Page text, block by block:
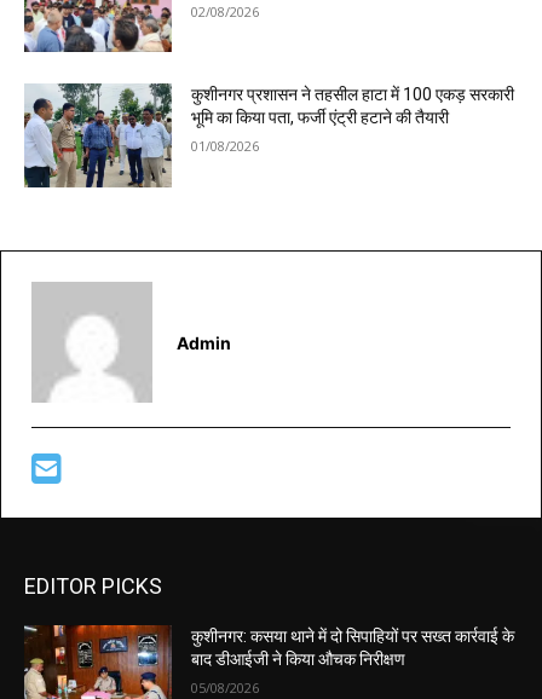
02/08/2026
कुशीनगर प्रशासन ने तहसील हाटा में 100 एकड़ सरकारी
भूमि का किया पता, फर्जी एंट्री हटाने की तैयारी
01/08/2026
Admin
EDITOR PICKS
कुशीनगर: कसया थाने में दो सिपाहियों पर सख्त कार्रवाई के
बाद डीआईजी ने किया औचक निरीक्षण
05/08/2026